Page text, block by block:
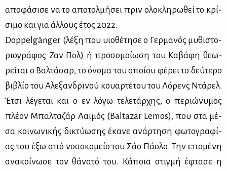
απο­φά­σι­σε να το απο­τολ­μή­σει πριν ολο­κλη­ρω­θεί το κρί­
σι­μο και για άλ­λους έτος 2022.
Doppelgänger (λέ­ξη που υιο­θέ­τη­σε ο Γερ­μα­νός μυ­θι­στο­
ριο­γρά­φος Ζαν Πολ) ή προ­σο­μοί­ω­ση του Κα­βά­φη θε­ω­
ρεί­ται ο Βαλ­τά­σαρ, το όνο­μα του οποί­ου φέ­ρει το δεύ­τε­ρο
βι­βλίο του Αλε­ξαν­δρι­νού κουαρ­τέ­του του Λό­ρενς Ντά­ρελ.
Έτσι λέ­γε­ται και ο εν λό­γω τε­λε­τάρ­χης, ο πε­ριώ­νυ­μος
πλέ­ον Μπαλ­τα­ζάρ Λαι­μός (Baltazar Lemos), που στα μέ­
σα κοι­νω­νι­κής δι­κτύ­ω­σης έκα­νε ανάρ­τη­ση φω­το­γρα­φί­
ας του έξω από νο­σο­κο­μείο του Σάο Πά­ο­λο. Την επο­μέ­νη
ανα­κοί­νω­σε τον θά­να­τό του. Κά­ποια στιγ­μή έφτα­σε η